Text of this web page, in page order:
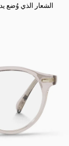
الشعار الذي وُضع